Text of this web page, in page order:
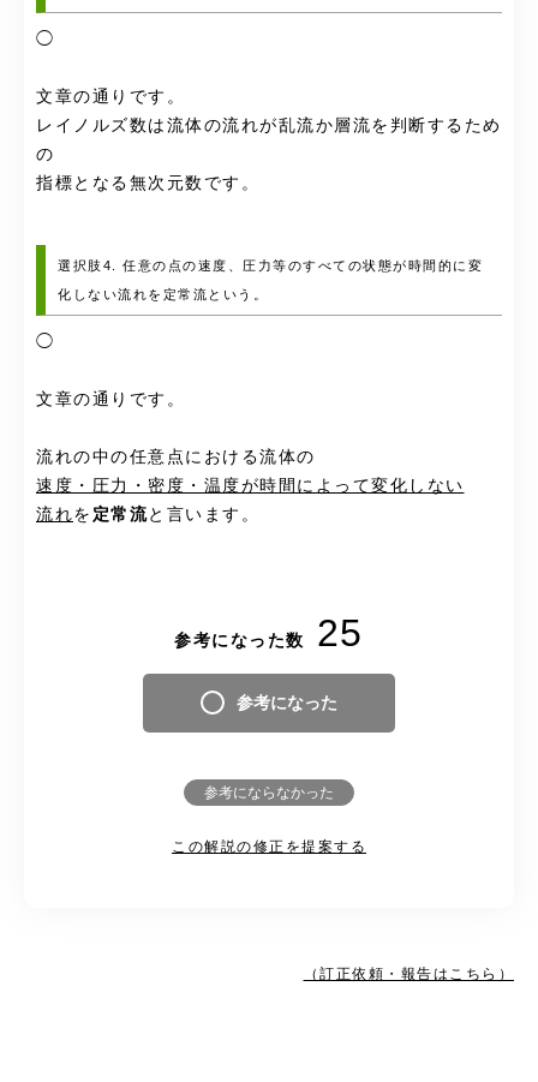
◯
文章の通りです。
レイノルズ数は流体の流れが乱流か層流を判断するため
の
指標となる無次元数です。
選択肢4. 任意の点の速度、圧力等のすべての状態が時間的に変
化しない流れを定常流という。
◯
文章の通りです。
流れの中の任意点における流体の
速度・圧力・密度・温度が時間によって変化しない
流れを 定常流と言います。
参考になった数 25
参考になった
参考にならなかった
この解説の修正を提案する
（訂正依頼・報告はこちら）